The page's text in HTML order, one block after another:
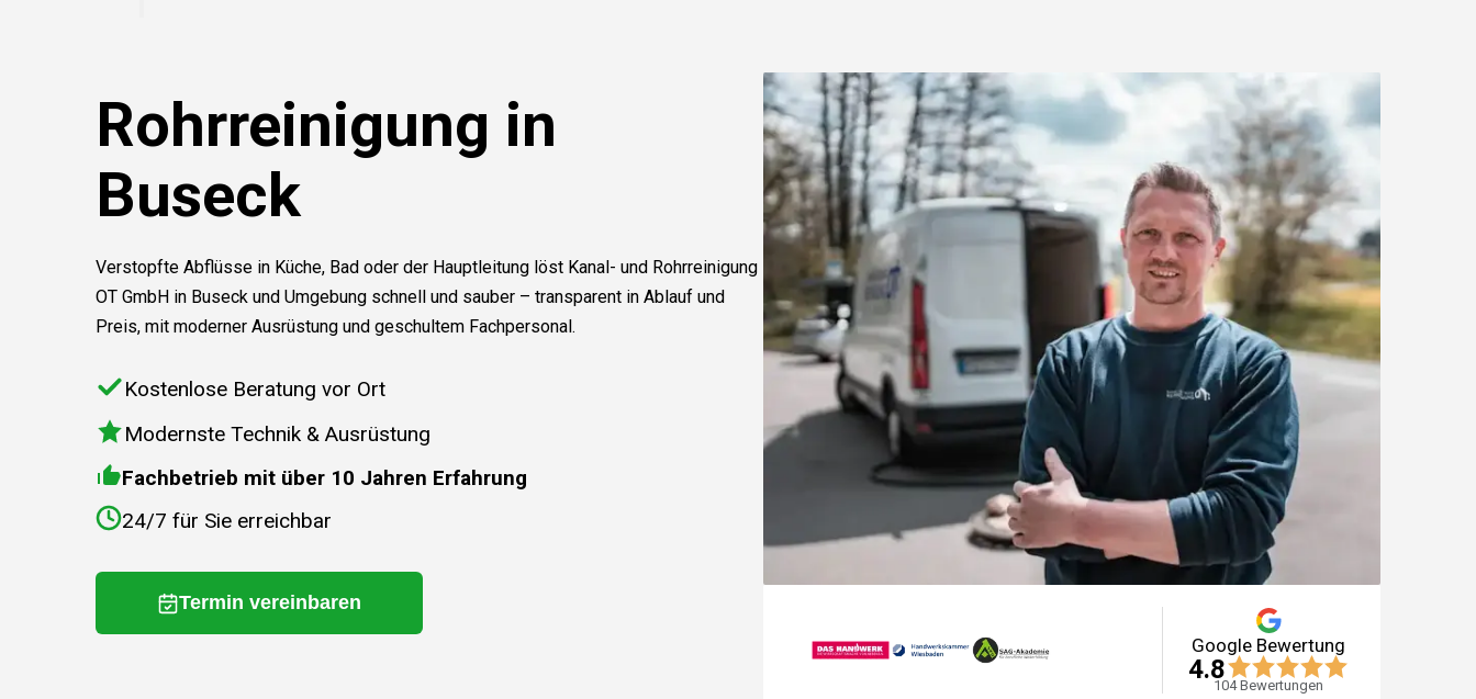
Rohrreinigung in
Buseck
Verstopfte Abflüsse in Küche, Bad oder der Hauptleitung löst Kanal- und Rohrreinigung
OT GmbH in Buseck und Umgebung schnell und sauber – transparent in Ablauf und
Preis, mit moderner Ausrüstung und geschultem Fachpersonal.
Kostenlose Beratung vor Ort
Modernste Technik & Ausrüstung
Fachbetrieb mit über 10 Jahren Erfahrung
24/7 für Sie erreichbar
Termin vereinbaren
Google Bewertung
4.8
104Bewertungen